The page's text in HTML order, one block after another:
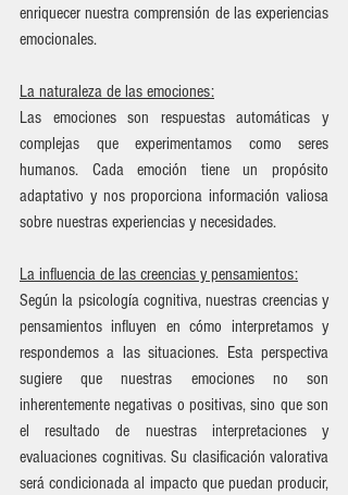
enriquecer nuestra comprensión de las experiencias
emocionales.
La naturaleza de las emociones:
Las emociones son respuestas automáticas y
complejas que experimentamos como seres
humanos. Cada emoción tiene un propósito
adaptativo y nos proporciona información valiosa
sobre nuestras experiencias y necesidades.
La influencia de las creencias y pensamientos:
Según la psicología cognitiva, nuestras creencias y
pensamientos influyen en cómo interpretamos y
respondemos a las situaciones. Esta perspectiva
sugiere que nuestras emociones no son
inherentemente negativas o positivas, sino que son
el resultado de nuestras interpretaciones y
evaluaciones cognitivas. Su clasificación valorativa
será condicionada al impacto que puedan producir,